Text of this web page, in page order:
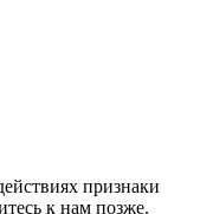
признаки
к нам позже.